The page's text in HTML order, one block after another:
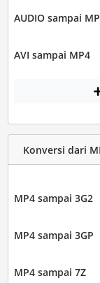
AUDIO sampai
AVI sampai MP4
Konversi dari
MP4 sampai 3G2
MP4 sampai 3GP
MP4 sampai 7Z